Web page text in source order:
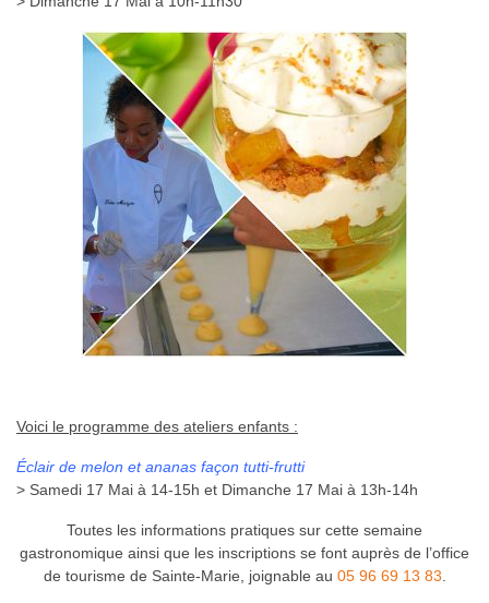
Voici le programme des ateliers enfants :
Éclair de melon et ananas façon tutti-frutti
> Samedi 17 Mai à 14-15h et Dimanche 17 Mai à 13h-14h
Toutes les informations pratiques sur cette semaine
gastronomique ainsi que les inscriptions se font auprès de l’office
de tourisme de Sainte-Marie, joignable au 05 96 69 13 83